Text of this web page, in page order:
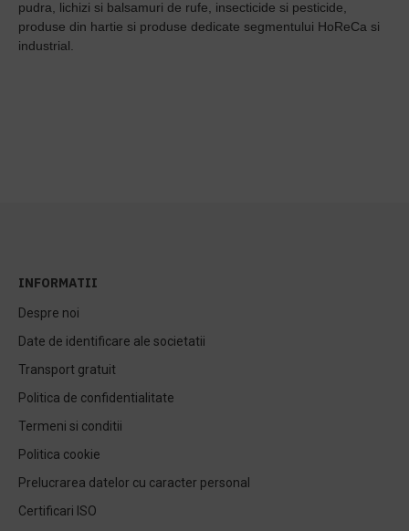
pudra, lichizi si balsamuri de rufe, insecticide si pesticide,
produse din hartie si produse dedicate segmentului HoReCa si
industrial.
INFORMATII
Despre noi
Date de identificare ale societatii
Transport gratuit
Politica de confidentialitate
Termeni si conditii
Politica cookie
Prelucrarea datelor cu caracter personal
Certificari ISO